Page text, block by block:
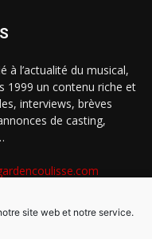
site web et notre service.
à l’actualité du musical,
1999 un contenu riche et
interviews, brèves
de casting,